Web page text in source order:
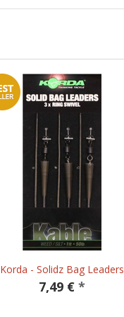
Korda - Solidz Bag Leaders
7,49 € *